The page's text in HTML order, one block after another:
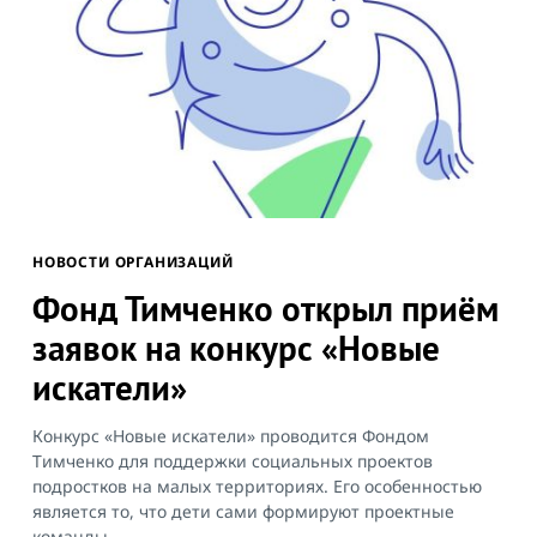
НОВОСТИ ОРГАНИЗАЦИЙ
Фонд Тимченко открыл приём
заявок на конкурс «Новые
искатели»
Конкурс «Новые искатели» проводится Фондом
Тимченко для поддержки социальных проектов
подростков на малых территориях. Его особенностью
является то, что дети сами формируют проектные
Search
for: